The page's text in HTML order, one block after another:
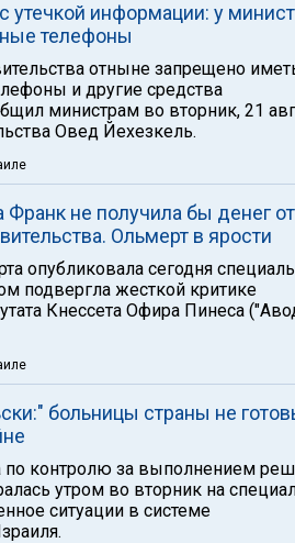
утечкой информации: у
телефоны
отныне запрещено
и другие средства
министрам во вторник, 21
Овед Йехезкель.
не получила бы денег от
Ольмерт в ярости
опубликовала сегодня
подвергла жесткой критике
Кнессета Офира Пинеса
больницы страны не
по контролю за выполнением
утром во вторник на
ситуации в системе